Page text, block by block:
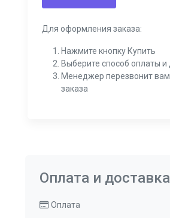
Для оформления заказа:
Нажмите кнопку Купить
Выберите способ оплаты и
Менеджер перезвонит
заказа
Оплата и доставка
Оплата